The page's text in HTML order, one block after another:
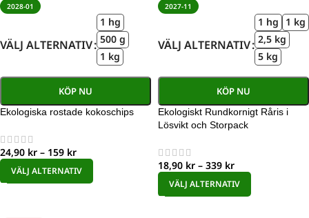
2028-01
VÄLJ ALTERNATIV
1 hg
500 g
1 kg
KÖP NU
Ekologiska rostade kokoschips
24,90 kr – 159 kr
VÄLJ ALTERNATIV
2027-11
VÄLJ ALTERNATIV
1 hg
1 kg
2,5 kg
5 kg
KÖP NU
Ekologiskt Rundkornigt Råris i
Lösvikt och Storpack
18,90 kr – 339 kr
VÄLJ ALTERNATIV